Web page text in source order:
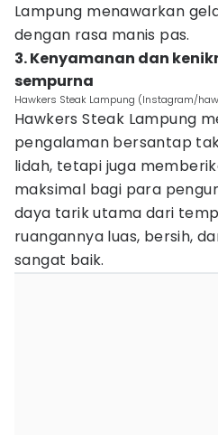
Lampung menawarkan
dengan rasa manis pas.
3. Kenyamanan dan
sempurna
Hawkers Steak Lampung (Instagram/
Hawkers Steak Lampung
pengalaman bersantap
lidah, tetapi juga
maksimal bagi para
daya tarik utama dari
ruangannya luas, bersih,
sangat baik.